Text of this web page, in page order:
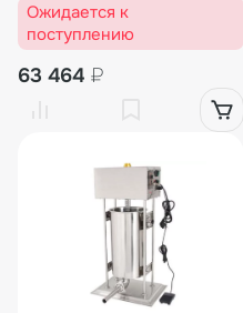
Ожидается к
поступлению
63 464 ₽